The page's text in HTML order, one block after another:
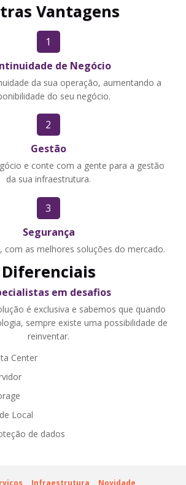
Vantagens
1
de Negócio
da sua operação, aumentando a
do seu negócio.
2
Gestão
e conte com a gente para a gestão
da sua infraestrutura.
3
Segurança
com as melhores soluções do mercado.
Diferenciais
em desafios
é exclusiva e sabemos que quando
sempre existe uma possibilidade de
reinventar.
Center
Local
de dados
Infraestrutura Novidade